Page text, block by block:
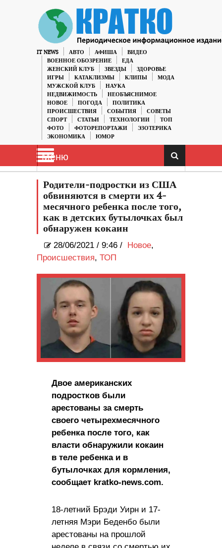
IT NEWS АВТО АФИША
ВИДЕО
ВОЕННОЕ ОБОЗРЕНИЕ
ЕДА
ЖЕНСКИЙ КЛУБ
ЗВЕЗДЫ
ЗДОРОВЬЕ
ИГРЫ
КАТАКЛИЗМЫ КЛИПЫ
МОДА
МУЖСКОЙ КЛУБ
НАУКА
НЕДВИЖИМОСТЬ
НЕОБЪЯСНИМОЕ
НОВОЕ
ПОГОДА
ПОЛИТИКА
ПРОИСШЕСТВИЯ
СОБЫТИЯ
СОВЕТЫ
СПОРТ
СТАТЬИ ТЕХНОЛОГИИ
ТОП
ФОТО
ФОТОРЕПОРТАЖИ
ЭЗОТЕРИКА
ЭКОНОМИКА
ЮМОР
Меню
Родители-подростки из США
обвиняются в смерти их 4-
месячного ребенка после того,
как в детских бутылочках был
обнаружен кокаин
28/06/2021 / 9:46 / Новое,
Происшествия, ТОП
Двое американских
подростков были
арестованы за смерть
своего четырехмесячного
ребенка после того, как
власти обнаружили кокаин
в теле ребенка и в
бутылочках для кормления,
сообщает kratko-news.com.
18-летний Брэди Уирн и 17-
летняя Мэри Беденбо были
арестованы на прошлой